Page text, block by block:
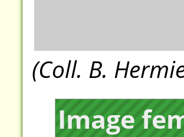
(Coll. B.
Image